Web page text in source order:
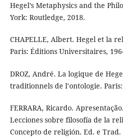
Hegel’s Metaphysics and the
York: Routledge, 2018.
CHAPELLE, Albert. Hegel et la
Paris: Éditions Universitaires,
DROZ, André. La logique de
traditionnels de l’ontologie.
FERRARA, Ricardo.
Lecciones sobre filosofía de la
Concepto de religión. Ed. e